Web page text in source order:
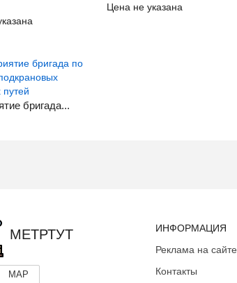
Цена не указана
бригада...
МЕТРТУТ
MAP
ИНФОРМАЦИЯ
Реклама на сайте
Контакты